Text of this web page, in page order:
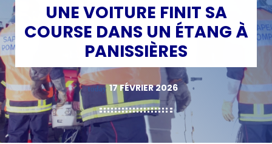
UNE VOITURE FINIT SA
COURSE DANS UN ÉTANG À
PANISSIÈRES
today 17 FÉVRIER 2026